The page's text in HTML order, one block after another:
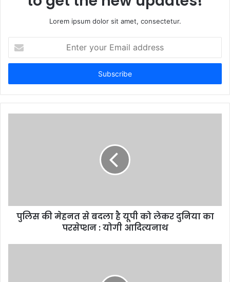
Lorem ipsum dolor sit amet, consectetur.
your
Email
पुलिस की मेहनत से बदला है यूपी को लेकर दुनिया का
परसेप्शन : योगी आदित्यनाथ